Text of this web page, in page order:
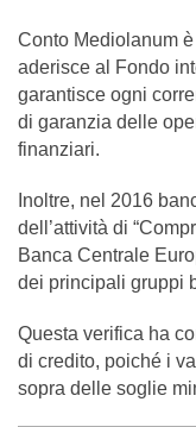
Conto Mediolanum
aderisce al Fondo
garantisce ogni
di garanzia delle
finanziari.
Inoltre, nel 2016
dell’attività di
Banca Centrale
dei principali gruppi
Questa verifica ha
di credito, poiché i
sopra delle soglie